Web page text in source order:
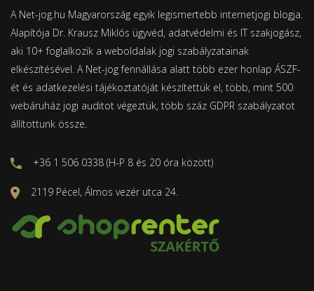
A Net-jog.hu Magyarország egyik legismertebb internetjogi blogja.
Alapítója Dr. Krausz Miklós ügyvéd, adatvédelmi és IT szakjogász,
aki 10+ foglalkozik a weboldalak jogi szabályzatainak
elkészítésével. A Net-jog fennállása alatt több ezer honlap ÁSZF-
ét és adatkezelési tájékoztatóját készítettük el, több, mint 500
webáruház jogi auditot végeztük, több száz GDPR szabályzatot
állítottunk össze.
+36 1 506 0338 (H-P 8 és 20 óra között)
2119 Pécel, Álmos vezér utca 24.